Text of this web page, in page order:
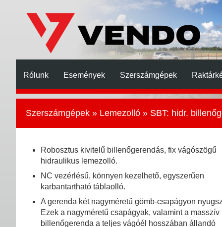
Rólunk Események Szerszámgépek
Szerszámgépek » Lemezolló » SBT: hidr.
Robosztus kivitelű billenőgerendás, fix vágószögű
hidraulikus lemezolló.
NC vezérlésű, könnyen kezelhető, egyszerűen
karbantartható táblaolló.
A gerenda két nagyméretű gömb-csapágyon
Ezek a nagyméretű csapágyak, valamint a masszív
billenőgerenda a teljes vágóél hosszában állandó